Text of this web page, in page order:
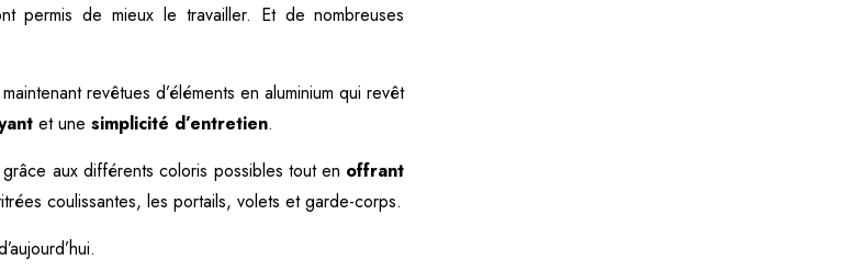
permis de mieux le travailler. Et de nombreuses
revêtues d’éléments en aluminium qui revêt
et unesimplicité d’entretien.
aux différents coloris possibles tout en offrant
coulissantes, les portails, volets et garde-corps.